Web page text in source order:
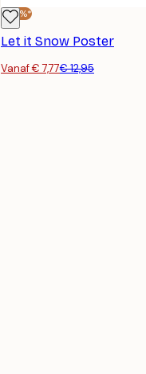
-40%*
Let it Snow Poster
Vanaf € 7,77€ 12,95